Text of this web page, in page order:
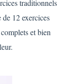
traditionnels
12 exercices
et bien